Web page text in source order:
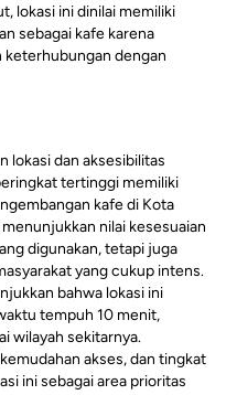
lokasi ini dinilai memiliki
sebagai kafe karena
keterhubungan dengan
lokasi dan aksesibilitas
tertinggi memiliki
kafe di Kota
nilai kesesuaian
digunakan, tetapi juga
yang cukup intens.
bahwa lokasi ini
tempuh 10 menit,
wilayah sekitarnya.
akses, dan tingkat
ini sebagai area prioritas